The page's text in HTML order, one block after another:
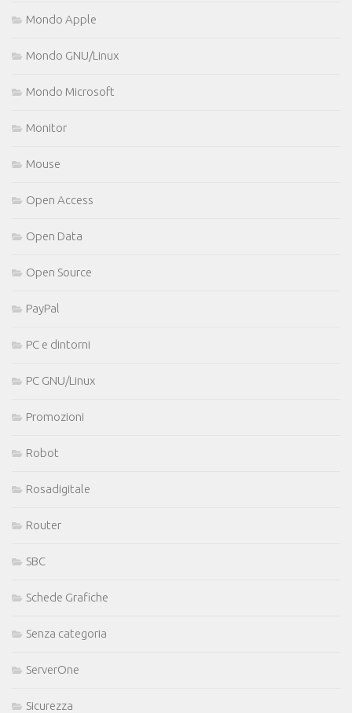
Mondo Apple
Mondo GNU/Linux
Mondo Microsoft
Monitor
Mouse
Open Access
Open Data
Open Source
PayPal
PC e dintorni
PC GNU/Linux
Promozioni
Robot
Rosadigitale
Router
SBC
Schede Grafiche
Senza categoria
ServerOne
Sicurezza